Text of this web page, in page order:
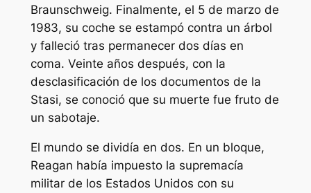
Braunschweig. Finalmente, el 5 de marzo de
1983, su coche se estampó contra un árbol
y falleció tras permanecer dos días en
coma. Veinte años después, con la
desclasificación de los documentos de la
Stasi, se conoció que su muerte fue fruto de
un sabotaje.
El mundo se dividía en dos. En un bloque,
Reagan había impuesto la supremacía
militar de los Estados Unidos con su